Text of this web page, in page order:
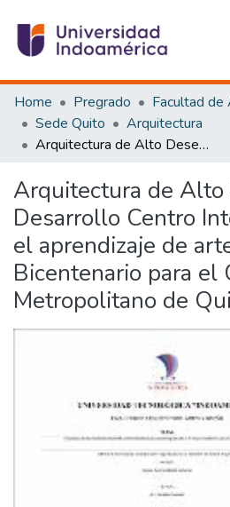
Communities & Collections
All of DSpace
Statistics
Home Pregrado
Sede Quito
Arquitectura
Arquitectura de Alto Desempeño: Desarrollo Centro Interactivo para el aprendizaje de artes en el Parque Bicentenario para el Corredor Metropolitano de Quito, 2020.
Arquitectura de Alto
Desarrollo Centro
el aprendizaje de
Bicentenario para el
Metropolitano de